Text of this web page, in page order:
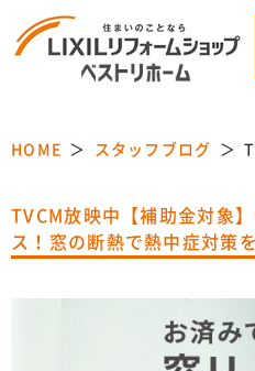
HOME スタッフブログ
TVCM放映中【補助金対象
ス！窓の断熱で熱中症対策を